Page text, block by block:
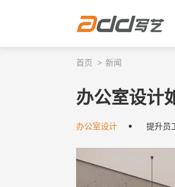
首页 新闻
办公室设计
办公室设计 提升员